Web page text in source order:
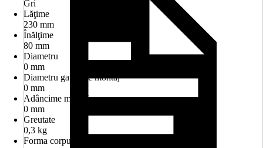
Gri
Lăţime
230 mm
Înălţime
80 mm
Diametru
0 mm
Diametru gaură de montaj
0 mm
Adâncime montaj
0 mm
Greutate
0,3 kg
Forma corpului de iluminat